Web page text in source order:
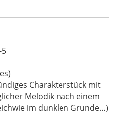
5
Charakterstück mit
Melodik nach einem
im dunklen Grunde…)